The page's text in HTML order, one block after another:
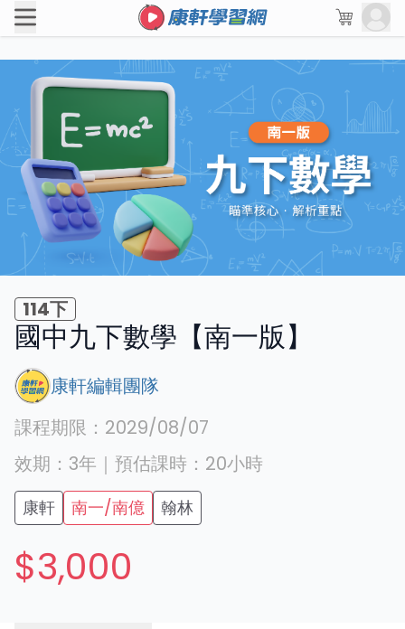
114下
國中九下數學【南一版】
康軒編輯團隊
課程期限： 2029/08/07
效期： 3年 ｜ 預估課時： 20小時
康軒 南一/南億 翰林
$3,000